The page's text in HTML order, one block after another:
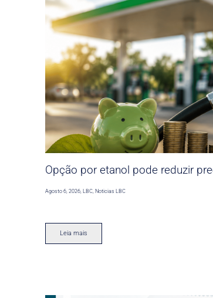
Opção por etanol pode reduzir
Agosto 6, 2026,LBC,Noticias LBC
Leia mais